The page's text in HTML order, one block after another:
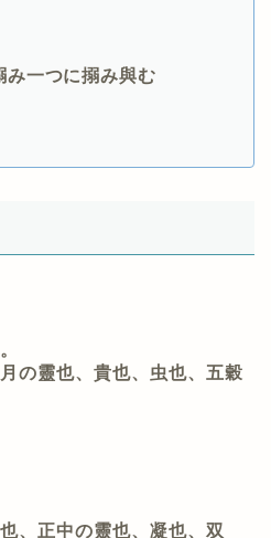
み一つに搦み與む
の靈也、貴也、虫也、五穀
、正中の靈也、凝也、双